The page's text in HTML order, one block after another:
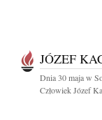
JÓZEF
Dnia 30 maja w
Człowiek Józef